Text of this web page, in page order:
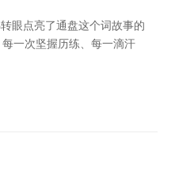
眼点亮了通盘这个词故事的
一次坚握历练、每一滴汗